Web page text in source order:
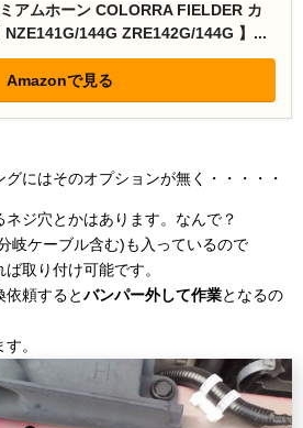
アムホーン COLORRA FIELDER カ
NZE141G/144G ZRE142G/144G 】...
Amazonで見る
にはそのオプションが無く・・・・・
ネジ穴とかはあります。なんで？
岐ケーブル含む)も入っているので
取り付け可能です。
依頼するとバンパー外して作業となるの
。